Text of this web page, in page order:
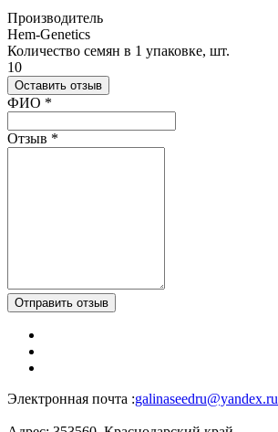
Производитель
Hem-Genetics
Количество семян в 1 упаковке, шт.
10
Оставить отзыв
Ваш отзыв был отправлен!
ФИО *
Отзыв *
Отправить отзыв
Электронная почта :galinaseedru@yandex.ru